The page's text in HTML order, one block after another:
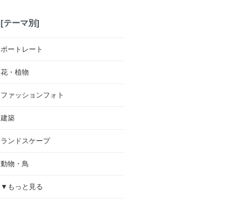
[テーマ別]
ポートレート
花・植物
ファッションフォト
建築
ランドスケープ
動物・鳥
▼もっと見る